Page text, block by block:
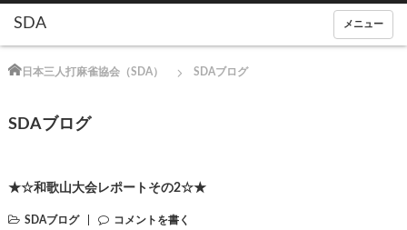
メニュー
日本三人打麻雀協会（SDA）
Home SDAブログ
SDAブログ
★☆和歌山大会レポートその2☆★
SDAブログ コメントを書く